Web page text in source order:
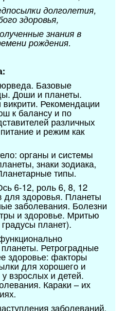
долголетия,
здоровья,
знания в
рождения.
Базовые
Доши и планеты.
викрити. Рекомендации
к балансу и по
различных
и режим как
органы и системы
знаки зодиака,
типы.
6-12, роль 6, 8, 12
для здоровья. Планеты
заболевания. Болезни
и здоровье. Мритью
планет).
Ретроградные
здоровье: факторы
для хорошего и
взрослых и детей.
Караки – их
заболеваний.